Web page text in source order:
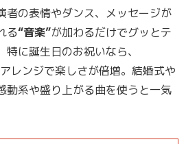
者の表情やダンス、メッセージが
る“音楽”が加わるだけでグッとテ
に誕生日のお祝いなら、
レンジで楽しさが倍増。結婚式や
動系や盛り上がる曲を使うと一気